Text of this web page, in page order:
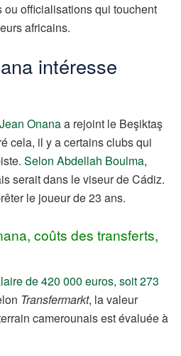
officialisations qui touchent
africains.
intéresse
Jean Onanaa rejoint le Beşiktaş
cela, il y a certains clubs qui
Selon Abdellah Boulma,
serait dans le viseur de Cádiz.
le joueur de 23 ans.
coûts des transferts,
de 420 000 euros, soit 273
Transfermarkt, la valeur
camerounais est évaluée à